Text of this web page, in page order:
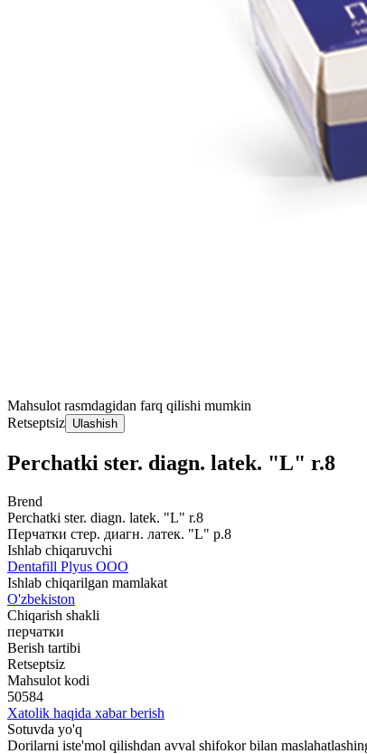
Mahsulot rasmdagidan farq qilishi mumkin
Retseptsiz Ulashish
Perchatki ster. diagn. latek. "L" r.8
Brend
Perchatki ster. diagn. latek. "L" r.8
Перчатки стер. диагн. латек. "L" р.8
Ishlab chiqaruvchi
Dentafill Plyus OOO
Ishlab chiqarilgan mamlakat
O'zbekiston
Chiqarish shakli
перчатки
Berish tartibi
Retseptsiz
Mahsulot kodi
50584
Xatolik haqida xabar berish
Sotuvda yo'q
Dorilarni iste'mol qilishdan avval shifokor bilan